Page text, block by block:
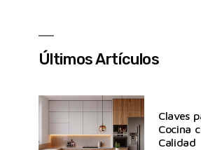
Últimos Artículos
Claves
Cocina
Calidad